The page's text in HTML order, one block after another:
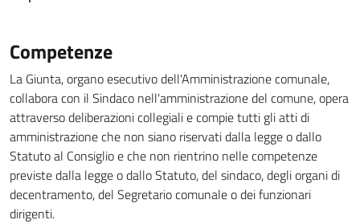
Competenze
La Giunta, organo esecutivo dell'Amministrazione comunale,
collabora con il Sindaco nell'amministrazione del comune, opera
attraverso deliberazioni collegiali e compie tutti gli atti di
amministrazione che non siano riservati dalla legge o dallo
Statuto al Consiglio e che non rientrino nelle competenze
previste dalla legge o dallo Statuto, del sindaco, degli organi di
decentramento, del Segretario comunale o dei funzionari
dirigenti.